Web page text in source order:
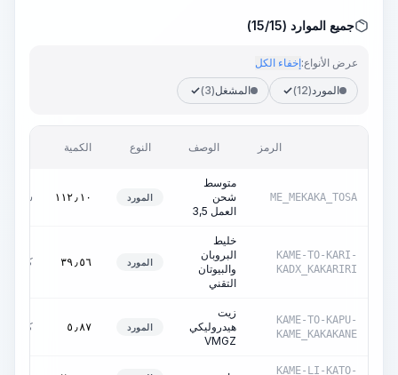
جميع الموارد (15/15)
عرض الأنواع:إخفاء الكل
المورد(12) المشغل(3)
الرمز الوصف النوع الكمية
ME_MEKAKA_TOSA
متوسط
شحن
العمل 3,5
المورد ١١٢٫١٠ ساعات
KAME-TO-KARI-
KADX_KAKARIRI
خليط
البروبان
والبيوتان
التقني
المورد ٣٩٫٥٦ كغ
KAME-TO-KAPU-
KAME_KAKAKANE
زيت
هيدروليكي
VMGZ
المورد ٥٫٨٧ كغ
KAME-LI-KATO-